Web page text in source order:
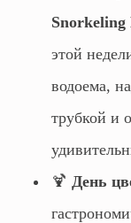
Snorkeling
этой
водоема,
трубкой и
🍹 День